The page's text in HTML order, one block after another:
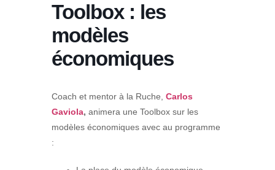
Toolbox : les
modèles
économiques
Coach et mentor à la Ruche, Carlos
Gaviola, animera une Toolbox sur les
modèles économiques avec au programme
: